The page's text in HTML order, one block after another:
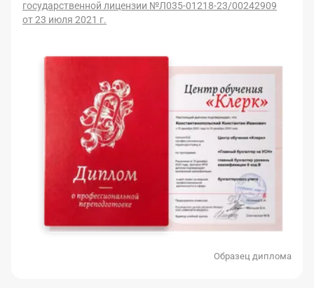
государственной лицензии №Л035-01218-23/00242909
от 23 июля 2021 г.
Образец диплома